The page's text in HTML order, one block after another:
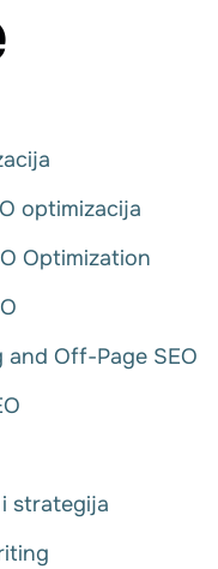
optimizacija
Optimization
and Off-Page SEO
i strategija